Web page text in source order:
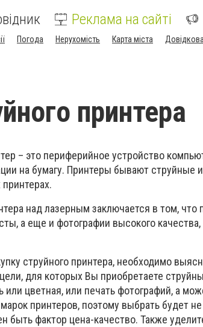
Реклама на сайті
Погода Нерухомість Карта міста Довідкова
принтера
– это периферийное устройство
на бумагу. Принтеры бывают струйные
над лазерным заключается в том, что
а еще и фотографии высокого
струйного принтера, необходимо
для которых Вы приобретаете
цветная, или печать фотографий, а
принтеров, поэтому выбрать будет
фактор цена-качество. Также